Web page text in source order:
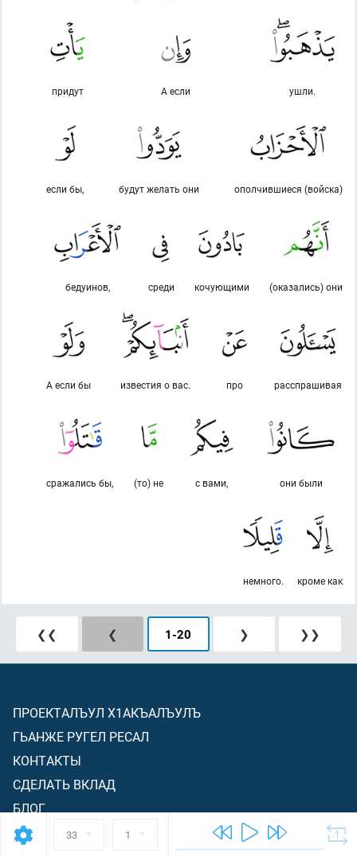
33 1
ушли.
А если
придут
ополчившиеся (войска)
будут желать они
если бы,
(оказались) они
кочующими
среди
бедуинов,
расспрашивая
про
известия о вас.
А если бы
они были
с вами,
(то) не
сражались бы,
кроме как
немного.
❮❮ ❮ 1-20 ❯ ❯❯
ПРОЕКТАЛЪУЛ Х1АКЪАЛЪУЛЪ
ГЬАНЖЕ РУГЕЛ РЕСАЛ
КОНТАКТЫ
СДЕЛАТЬ ВКЛАД
БЛОГ
ГЬАЛМАГЪЗАБАЗЕ БУГЕБ ВИДЖЕТ